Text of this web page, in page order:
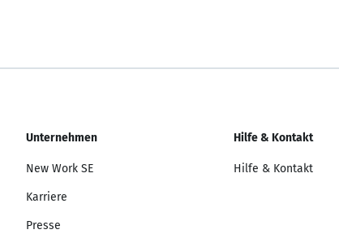
Unternehmen
New Work SE
Karriere
Presse
Hilfe & Kontakt
Hilfe & Kontakt